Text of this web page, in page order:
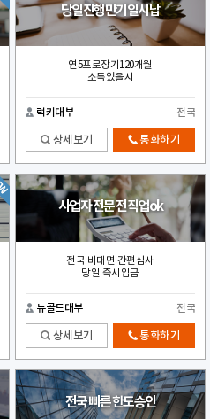
당일진행만기일시납
연5프로장기120개월
소득있을시
럭키대부 전국
상세보기 통화하기
사업자 전문 전직업ok
전국 비대면 간편심사
당일 즉시입금
뉴골드대부 전국
상세보기 통화하기
전국 빠른 한도승인